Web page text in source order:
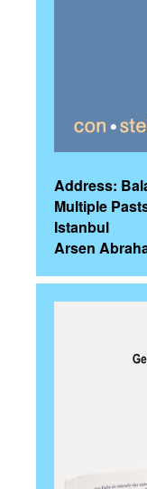
Address:
Multiple
Istanbul
Arsen